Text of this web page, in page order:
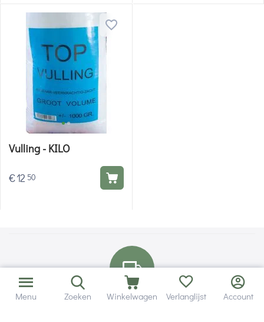
Vulling - KILO
€12 50
Bezorging in binnen - en buitenland.
Menu Zoeken Winkelwagen Verlanglijst Account